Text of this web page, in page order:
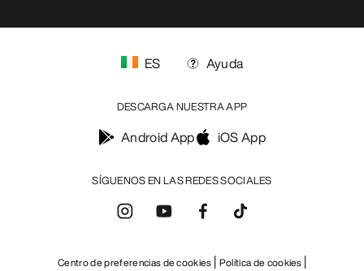
SÍGUENOS EN LAS REDES SOCIALES
ES Ayuda
DESCARGA NUESTRA APP
Android App iOS App
Centro de preferencias de cookies Política de cookies